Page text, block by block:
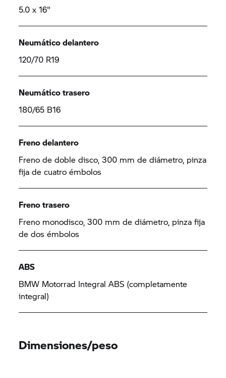
5.0 x 16"
Neumático delantero
120/70 R19
Neumático trasero
180/65 B16
Freno delantero
Freno de doble disco, 300 mm de diámetro, pinza
fija de cuatro émbolos
Freno trasero
Freno monodisco, 300 mm de diámetro, pinza fija
de dos émbolos
ABS
BMW Motorrad Integral ABS (completamente
integral)
Dimensiones/peso